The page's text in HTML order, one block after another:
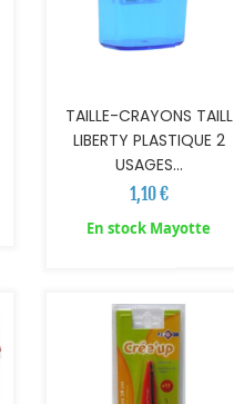
TAILLE-CRAYONS TAILL
LIBERTY PLASTIQUE 2
USAGES...
1,10 €
En stock Mayotte